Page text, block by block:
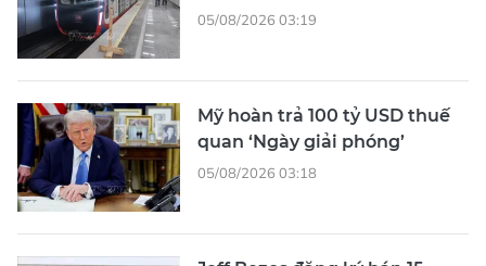
05/08/2026 03:19
Mỹ hoàn trả 100 tỷ USD thuế
quan ‘Ngày giải phóng’
05/08/2026 03:18